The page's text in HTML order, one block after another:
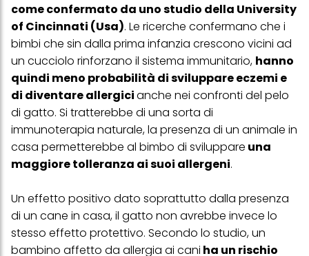
come confermato da uno studio della University
of Cincinnati (Usa). Le ricerche confermano che i
bimbi che sin dalla prima infanzia crescono vicini ad
un cucciolo rinforzano il sistema immunitario, hanno
quindi meno probabilità di sviluppare eczemi e
di diventare allergicianche nei confronti del pelo
di gatto. Si tratterebbe di una sorta di
immunoterapia naturale, la presenza di un animale in
casa permetterebbe al bimbo di sviluppare una
maggiore tolleranza ai suoi allergeni.
Un effetto positivo dato soprattutto dalla presenza
di un cane in casa, il gatto non avrebbe invece lo
stesso effetto protettivo. Secondo lo studio, un
bambino affetto da allergia ai cani ha un rischio